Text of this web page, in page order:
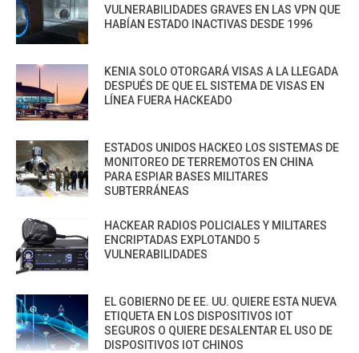
VULNERABILIDADES GRAVES EN LAS VPN QUE
HABÍAN ESTADO INACTIVAS DESDE 1996
KENIA SOLO OTORGARÁ VISAS A LA LLEGADA
DESPUÉS DE QUE EL SISTEMA DE VISAS EN
LÍNEA FUERA HACKEADO
ESTADOS UNIDOS HACKEO LOS SISTEMAS DE
MONITOREO DE TERREMOTOS EN CHINA
PARA ESPIAR BASES MILITARES
SUBTERRÁNEAS
HACKEAR RADIOS POLICIALES Y MILITARES
ENCRIPTADAS EXPLOTANDO 5
VULNERABILIDADES
EL GOBIERNO DE EE. UU. QUIERE ESTA NUEVA
ETIQUETA EN LOS DISPOSITIVOS IOT
SEGUROS O QUIERE DESALENTAR EL USO DE
DISPOSITIVOS IOT CHINOS